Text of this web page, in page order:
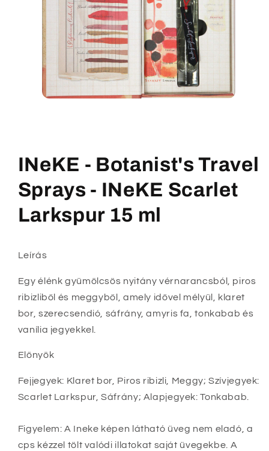
INeKE - Botanist's Travel
Sprays - INeKE Scarlet
Larkspur 15 ml
Leírás
Egy élénk gyümölcsös nyitány vérnarancsból, piros
ribizliből és meggyből, amely idővel mélyül, klaret
bor, szerecsendió, sáfrány, amyris fa, tonkabab és
vanília jegyekkel.
Előnyök
Fejjegyek: Klaret bor, Piros ribizli, Meggy; Szívjegyek:
Scarlet Larkspur, Sáfrány; Alapjegyek: Tonkabab.
Figyelem: A Ineke képen látható üveg nem eladó, a
cps kézzel tölt valódi illatokat saját üvegekbe. A